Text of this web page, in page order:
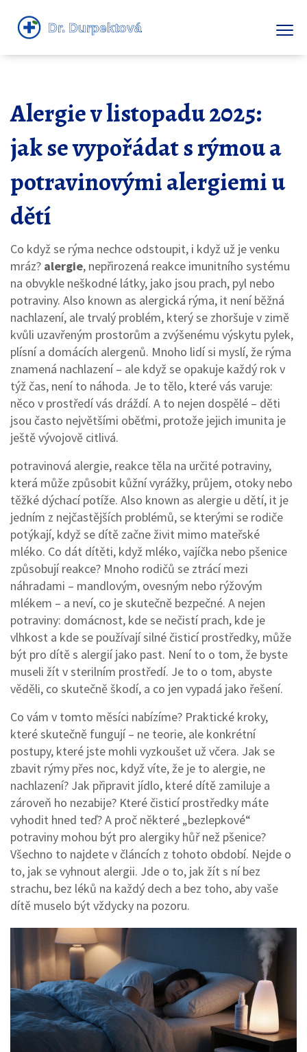
Alergie v listopadu 2025:
jak se vypořádat s rýmou a
potravinovými alergiemi u
dětí
Co když se rýma nechce odstoupit, i když už je venku
mráz? alergie, nepřirozená reakce imunitního systému
na obvykle neškodné látky, jako jsou prach, pyl nebo
potraviny. Also known as alergická rýma, it není běžná
nachlazení, ale trvalý problém, který se zhoršuje v zimě
kvůli uzavřeným prostorům a zvýšenému výskytu pylek,
plísní a domácích alergenů. Mnoho lidí si myslí, že rýma
znamená nachlazení – ale když se opakuje každý rok v
týž čas, není to náhoda. Je to tělo, které vás varuje:
něco v prostředí vás dráždí. A to nejen dospělé – děti
jsou často největšími oběťmi, protože jejich imunita je
ještě vývojově citlivá.
potravinová alergie, reakce těla na určité potraviny,
která může způsobit kůžní vyrážky, průjem, otoky nebo
těžké dýchací potíže. Also known as alergie u dětí, it je
jedním z nejčastějších problémů, se kterými se rodiče
potýkají, když se dítě začne živit mimo mateřské
mléko. Co dát dítěti, když mléko, vajíčka nebo pšenice
způsobují reakce? Mnoho rodičů se ztrácí mezi
náhradami – mandlovým, ovesným nebo rýžovým
mlékem – a neví, co je skutečně bezpečné. A nejen
potraviny: domácnost, kde se nečistí prach, kde je
vlhkost a kde se používají silné čisticí prostředky, může
být pro dítě s alergií jako past. Není to o tom, že byste
museli žít v sterilním prostředí. Je to o tom, abyste
věděli, co skutečně škodí, a co jen vypadá jako řešení.
Co vám v tomto měsíci nabízíme? Praktické kroky,
které skutečně fungují – ne teorie, ale konkrétní
postupy, které jste mohli vyzkoušet už včera. Jak se
zbavit rýmy přes noc, když víte, že je to alergie, ne
nachlazení? Jak připravit jídlo, které dítě zamiluje a
zároveň ho nezabije? Které čisticí prostředky máte
vyhodit hned teď? A proč některé „bezlepkové“
potraviny mohou být pro alergiky hůř než pšenice?
Všechno to najdete v článcích z tohoto období. Nejde o
to, jak se vyhnout alergii. Jde o to, jak žít s ní bez
strachu, bez léků na každý dech a bez toho, aby vaše
dítě muselo být vždycky na pozoru.